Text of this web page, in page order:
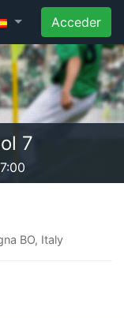
Acceder
7
BO, Italy